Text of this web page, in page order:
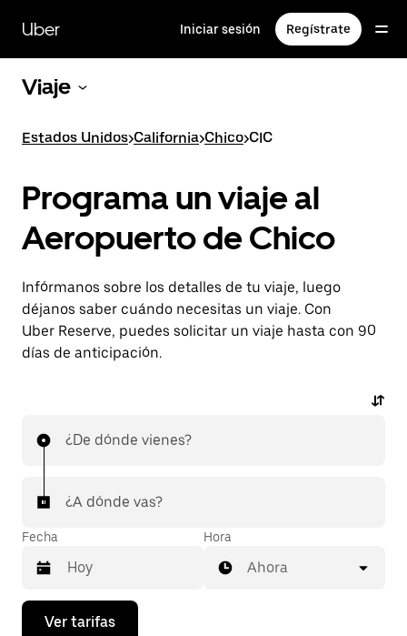
contenido
principal
Uber Iniciar sesión Regístrate
Viaje
Estados Unidos>California>Chico>CIC
Programa un viaje al
Aeropuerto de Chico
Infórmanos sobre los detalles de tu viaje, luego
déjanos saber cuándo necesitas un viaje. Con
Uber Reserve, puedes solicitar un viaje hasta con 90
días de anticipación.
¿De dónde vienes?
¿A dónde vas?
Fecha
Presiona
Hora
Ahora
Ver tarifas